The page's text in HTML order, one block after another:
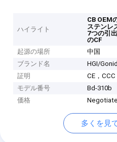
ハイライト
CB OEM
ステンレ
7つの引
のCF
起源の場所
中国
ブランド名
HGI/
証明
CE，
モデル番号
Bd-310b
価格
多くを見